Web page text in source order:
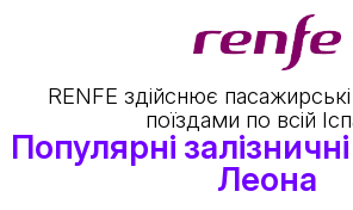
RENFE здійснює
поїздами по всій
Популярні
Леона